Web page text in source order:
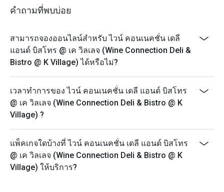
คำถามที่พบบ่อย
สามารถจองออนไลน์สำหรับ ไวน์ คอนเนคชั่น เดลี
แอนด์ บิสโทร @ เค วิลเลจ (Wine Connection Deli &
Bistro @ K Village) ได้หรือไม่?
เวลาทำการของ ไวน์ คอนเนคชั่น เดลี แอนด์ บิสโทร
@ เค วิลเลจ (Wine Connection Deli & Bistro @ K
Village) ?
แพ็คเกจใดบ้างที่ ไวน์ คอนเนคชั่น เดลี แอนด์ บิสโทร
@ เค วิลเลจ (Wine Connection Deli & Bistro @ K
Village) ให้บริการ?